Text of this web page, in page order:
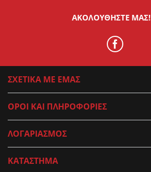
ΑΚΟΛΟΥΘΉΣΤΕ ΜΑΣ!
ΣΧΕΤΙΚΑ ΜΕ ΕΜΑΣ
ΟΡΟΙ ΚΑΙ ΠΛΗΡΟΦΟΡΙΕΣ
ΛΟΓΑΡΙΑΣΜΟΣ
ΚΑΤΑΣΤΗΜΑ